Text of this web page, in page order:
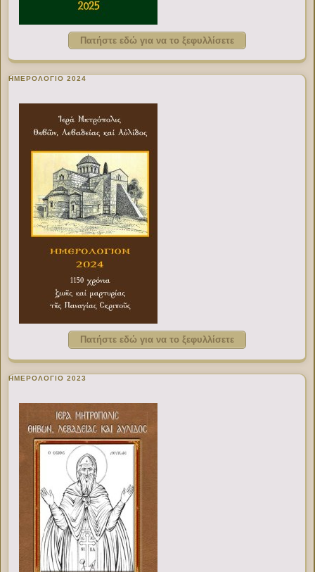
Πατήστε εδώ για να το ξεφυλλίσετε
ΗΜΕΡΟΛΟΓΙΟ 2024
Πατήστε εδώ για να το ξεφυλλίσετε
ΗΜΕΡΟΛΟΓΙΟ 2023